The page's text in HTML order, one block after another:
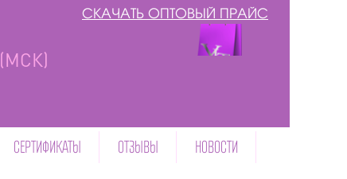
СКАЧАТЬ ОПТОВЫЙ ПРАЙС
СЕРТИФИКАТЫ ОТЗЫВЫ НОВОСТИ